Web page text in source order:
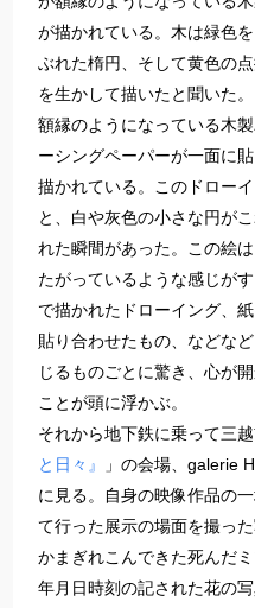
が描かれている。木は緑色
ぶれた楕円、そして黄色の
を生かして描いたと聞いた
額縁のようになっている木
ーシングペーパーが一面に
描かれている。このドロー
と、白や灰色の小さな円が
れた瞬間があった。この絵
たがっているような感じが
で描かれたドローイング、
貼り合わせたもの、などな
じるものごとに驚き、心が
ことが頭に浮かぶ。
それから地下鉄に乗って三
と日々』
」の会場、galerie
に見る。自身の映像作品の
て行った展示の場面を撮っ
かまぎれこんできた死んだ
年月日時刻の記された花の